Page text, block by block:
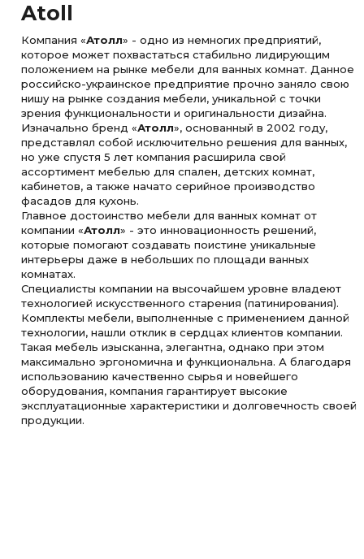
Atoll
Компания «Атолл» - одно из немногих предприятий,
которое может похвастаться стабильно лидирующим
положением на рынке мебели для ванных комнат. Данное
российско-украинское предприятие прочно заняло свою
нишу на рынке создания мебели, уникальной с точки
зрения функциональности и оригинальности дизайна.
Изначально бренд «Атолл», основанный в 2002 году,
представлял собой исключительно решения для ванных,
но уже спустя 5 лет компания расширила свой
ассортимент мебелью для спален, детских комнат,
кабинетов, а также начато серийное производство
фасадов для кухонь.
Главное достоинство мебели для ванных комнат от
компании «Атолл» - это инновационность решений,
которые помогают создавать поистине уникальные
интерьеры даже в небольших по площади ванных
комнатах.
Специалисты компании на высочайшем уровне владеют
технологией искусственного старения (патинирования).
Комплекты мебели, выполненные с применением данной
технологии, нашли отклик в сердцах клиентов компании.
Такая мебель изысканна, элегантна, однако при этом
максимально эргономична и функциональна. А благодаря
использованию качественно сырья и новейшего
оборудования, компания гарантирует высокие
эксплуатационные характеристики и долговечность своей
продукции.